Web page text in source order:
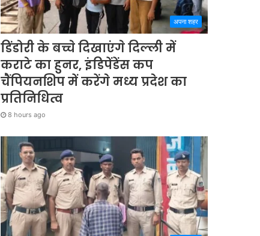
अपना शहर
डिंडोरी के बच्चे दिखाएंगे दिल्ली में
कराटे का हुनर, इंडिपेंडेंस कप
चैंपियनशिप में करेंगे मध्य प्रदेश का
प्रतिनिधित्व
8 hours ago